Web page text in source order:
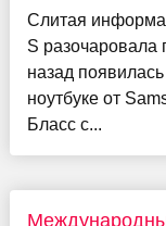
Слитая
S разочаровала
назад
ноутбуке от
Бласс с...